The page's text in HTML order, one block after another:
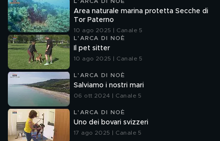
Area naturale marina protetta Secche di
Tor Paterno
10 ago 2025 | Canale 5
L'ARCA DI NOÈ
Il pet sitter
10 ago 2025 | Canale 5
L'ARCA DI NOÈ
Salviamo i nostri mari
06 ott 2024 | Canale 5
L'ARCA DI NOÈ
Uno dei bovari svizzeri
17 ago 2025 | Canale 5